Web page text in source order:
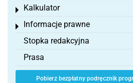
Kalkulator
Toggle menu
Informacje prawne
Toggle menu
Stopka redakcyjna
Prasa
Pobierz bezpłatny podręcznik